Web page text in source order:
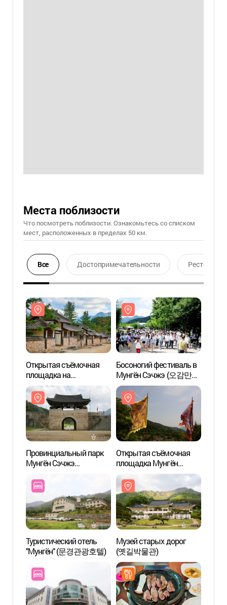
Места поблизости
Что посмотреть поблизости. Ознакомьтесь со списком
мест, расположенных в пределах 50 км.
Все Достопримечательности Ресторан
Открытая съёмочная
площадка на
территории перевала
Мунгён Сэчжэ (문경새재
오픈세트장)
Босоногий фестиваль в
Мунгён Сэчжэ (오감만족
문경새재맨발페스티벌)
Провинциальный парк
Мунгён Сэчжэ
Открытая съёмочная
площадка Мунгён
Сэчжэ (문경새재
오픈세트장)
Туристический отель
"Мунгён" (문경관광호텔)
Музей старых дорог
(옛길박물관)